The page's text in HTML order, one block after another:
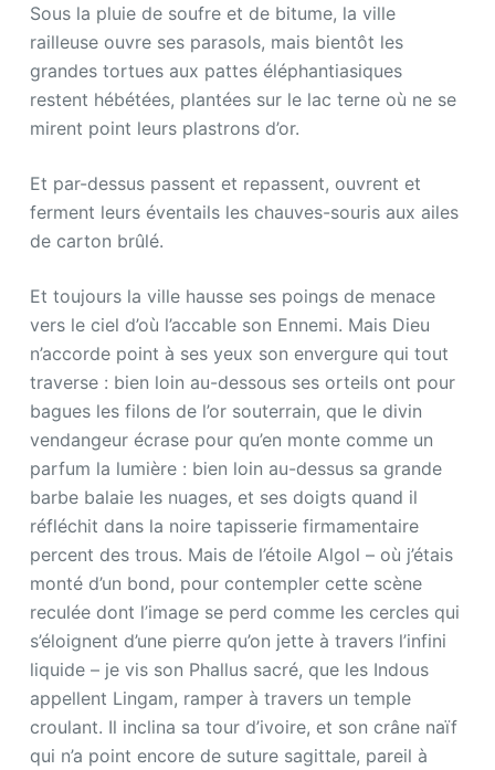
Sous la pluie de soufre et de bitume, la ville
railleuse ouvre ses parasols, mais bientôt les
grandes tortues aux pattes éléphantiasiques
restent hébétées, plantées sur le lac terne où ne se
mirent point leurs plastrons d’or.
Et par-dessus passent et repassent, ouvrent et
ferment leurs éventails les chauves-souris aux ailes
de carton brûlé.
Et toujours la ville hausse ses poings de menace
vers le ciel d’où l’accable son Ennemi. Mais Dieu
n’accorde point à ses yeux son envergure qui tout
traverse : bien loin au-dessous ses orteils ont pour
bagues les filons de l’or souterrain, que le divin
vendangeur écrase pour qu’en monte comme un
parfum la lumière : bien loin au-dessus sa grande
barbe balaie les nuages, et ses doigts quand il
réfléchit dans la noire tapisserie firmamentaire
percent des trous. Mais de l’étoile Algol – où j’étais
monté d’un bond, pour contempler cette scène
reculée dont l’image se perd comme les cercles qui
s’éloignent d’une pierre qu’on jette à travers l’infini
liquide – je vis son Phallus sacré, que les Indous
appellent Lingam, ramper à travers un temple
croulant. Il inclina sa tour d’ivoire, et son crâne naïf
qui n’a point encore de suture sagittale, pareil à